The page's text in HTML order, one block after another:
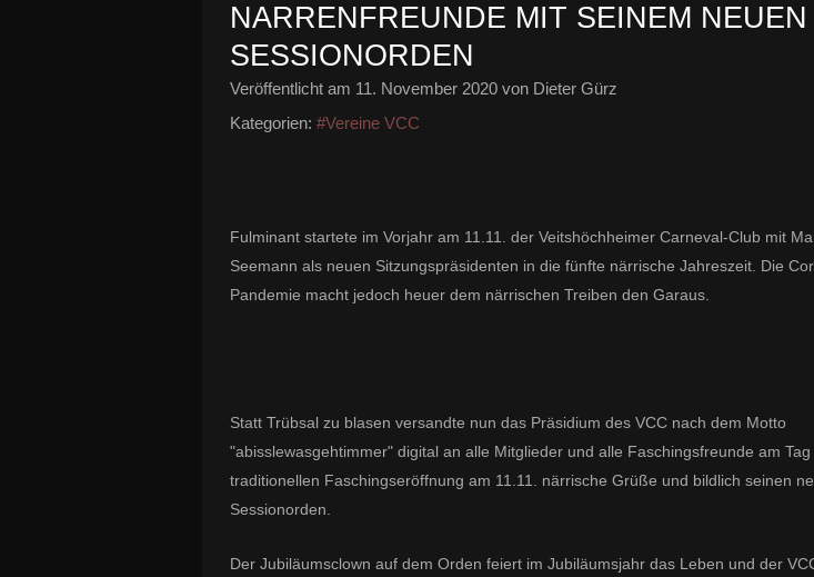
NARRENFREUNDE MIT SEINEM NEUEN
SESSIONORDEN
Veröffentlicht am 11. November 2020 von Dieter Gürz
Kategorien: #Vereine VCC
Fulminant startete im Vorjahr am 11.11. der Veitshöchheimer Carneval-Club mit
Seemann als neuen Sitzungspräsidenten in die fünfte närrische Jahreszeit. Die
Pandemie macht jedoch heuer dem närrischen Treiben den Garaus.
Statt Trübsal zu blasen versandte nun das Präsidium des VCC nach dem Motto
"abisslewasgehtimmer" digital an alle Mitglieder und alle Faschingsfreunde am
traditionellen Faschingseröffnung am 11.11. närrische Grüße und bildlich seinen
Sessionorden.
Der Jubiläumsclown auf dem Orden feiert im Jubiläumsjahr das Leben und der